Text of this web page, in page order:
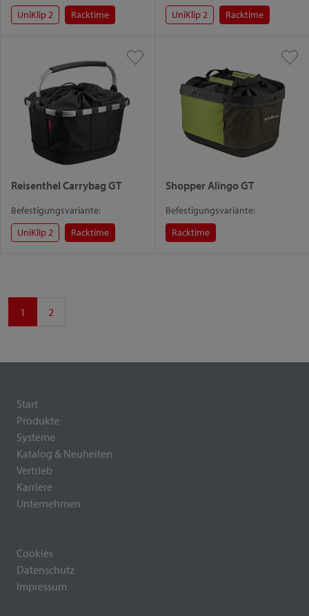
UniKlip 2
Racktime
UniKlip 2
Racktime
Reisenthel Carrybag GT
Befestigungsvariante:
UniKlip 2
Racktime
Shopper Alingo GT
Befestigungsvariante:
Racktime
1 2
Start
Produkte
Systeme
Katalog & Neuheiten
Vertrieb
Karriere
Unternehmen
Cookies
Datenschutz
Impressum